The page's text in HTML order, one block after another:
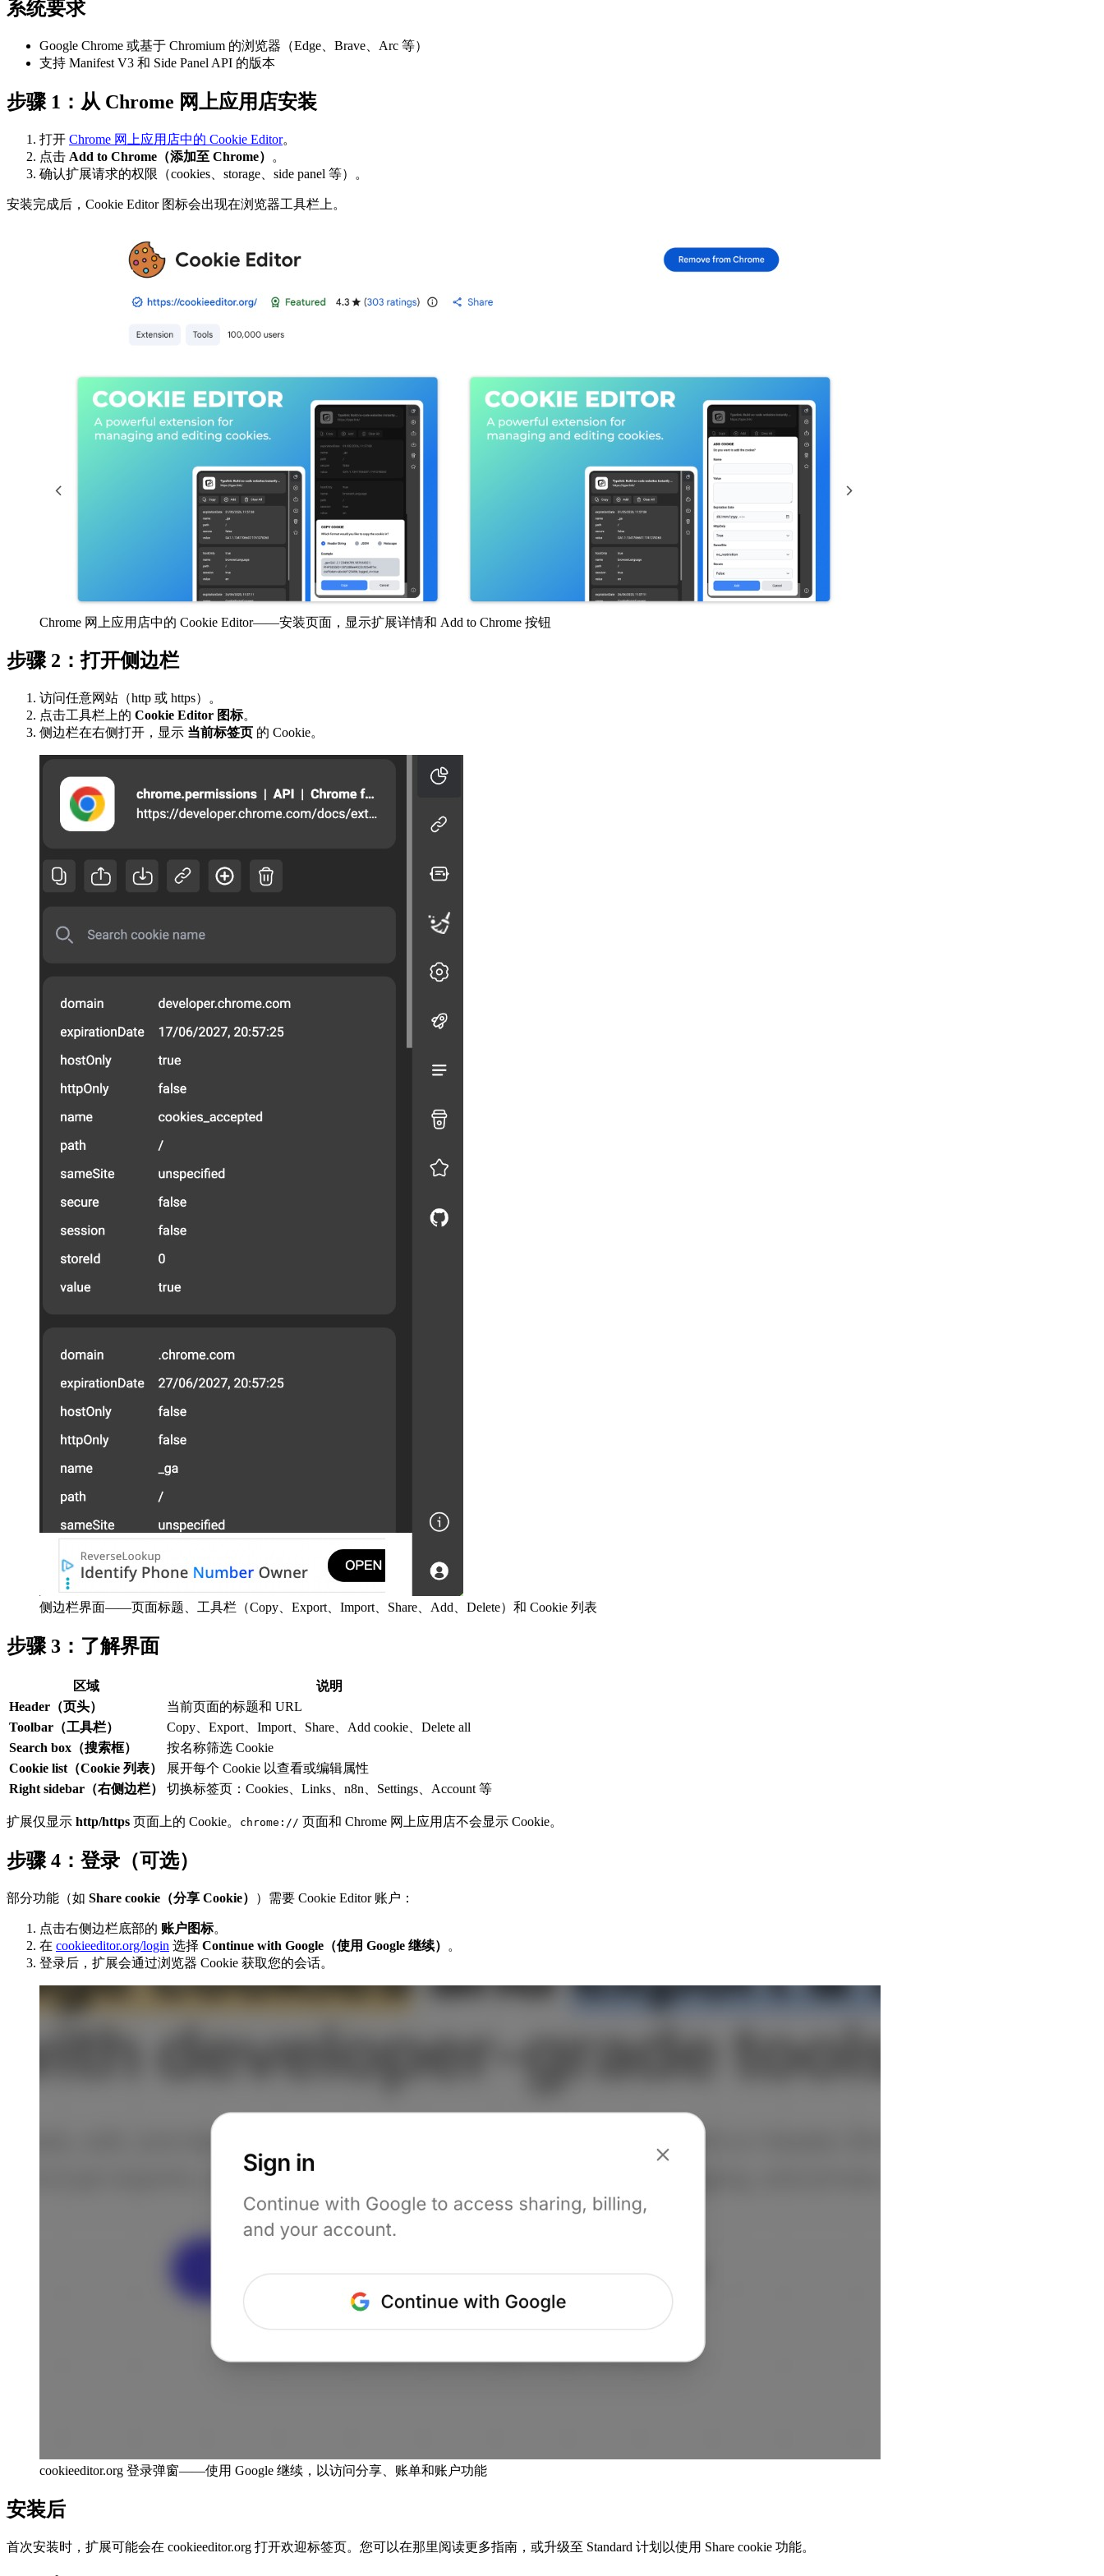
系统要求
Google Chrome 或基于 Chromium 的浏览器（Edge、Brave、Arc 等）
支持 Manifest V3 和 Side Panel API 的版本
步骤 1：从 Chrome 网上应用店安装
打开 Chrome 网上应用店中的 Cookie Editor。
点击 Add to Chrome（添加至 Chrome）
。
确认扩展请求的权限（cookies、storage、side panel 等）。
安装完成后，Cookie Editor 图标会出现在浏览器工具栏上。
Chrome 网上应用店中的 Cookie Editor——安装页面，显示扩展详情和 Add to Chrome 按钮
步骤 2：打开侧边栏
访问任意网站（http 或 https）。
点击工具栏上的 Cookie Editor 图标。
侧边栏在右侧打开，显示 当前标签页 的 Cookie。
侧边栏界面——页面标题、工具栏（Copy、Export、Import、Share、Add、Delete）和 Cookie 列表
步骤 3：了解界面
区域
说明
Header（页头）
当前页面的标题和 URL
Toolbar（工具栏）
Copy、Export、Import、Share、Add cookie、Delete all
Search box（搜索框）
按名称筛选 Cookie
Cookie list（Cookie 列表）
展开每个 Cookie 以查看或编辑属性
Right sidebar（右侧边栏）
切换标签页：Cookies、Links、n8n、Settings、Account 等
扩展仅显示 http/https 页面上的 Cookie。 chrome:// 页面和 Chrome 网上应用店不会显示 Cookie。
步骤 4：登录（可选）
部分功能（如 Share cookie（分享 Cookie） ）需要 Cookie Editor 账户：
点击右侧边栏底部的 账户图标。
在 cookieeditor.org/login 选择 Continue with Google（使用 Google 继续）
。
登录后，扩展会通过浏览器 Cookie 获取您的会话。
cookieeditor.org 登录弹窗——使用 Google 继续，以访问分享、账单和账户功能
安装后
首次安装时，扩展可能会在 cookieeditor.org 打开欢迎标签页。您可以在那里阅读更多指南，或升级至 Standard 计划以使用 Share cookie 功能。